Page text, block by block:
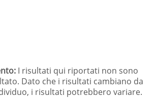
I risultati qui riportati non sono
Dato che i risultati cambiano da
i risultati potrebbero variare.